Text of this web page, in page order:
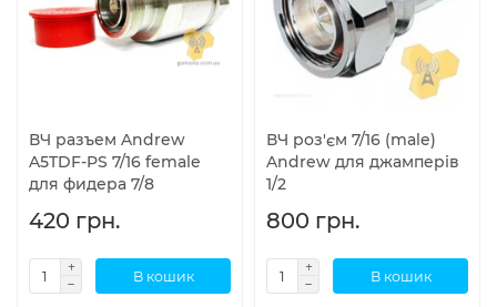
ВЧ разъем Andrew
A5TDF-PS 7/16 female
для фидера 7/8
420 грн.
В кошик
ВЧ роз'єм 7/16 (male)
Andrew для джамперів
1/2
800 грн.
В кошик